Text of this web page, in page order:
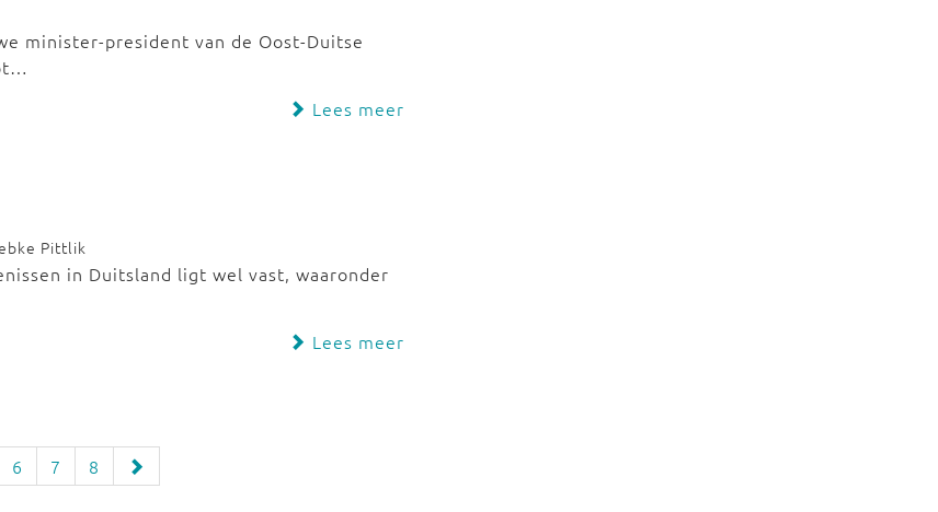
minister-president van de Oost-Duitse
Lees meer
Pittlik
in Duitsland ligt wel vast, waaronder
Lees meer
6 7 8